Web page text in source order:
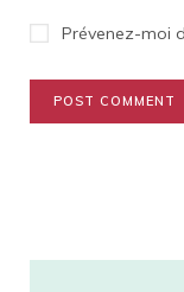
Prévenez-moi